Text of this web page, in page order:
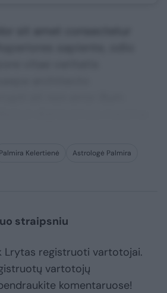
Palmira Kelertienė
Astrologė Palmira
straipsniu
Lrytas registruoti vartotojai.
vartotojų
komentaruose!